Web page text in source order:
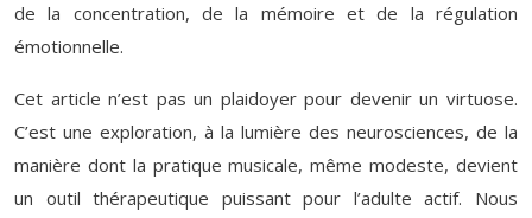
de la concentration, de la mémoire et de la régulation
émotionnelle.
Cet article n’est pas un plaidoyer pour devenir un virtuose.
C’est une exploration, à la lumière des neurosciences, de la
manière dont la pratique musicale, même modeste, devient
un outil thérapeutique puissant pour l’adulte actif. Nous